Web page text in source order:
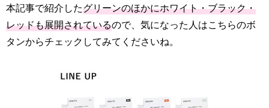
本記事で紹介したグリーンのほかにホワイト・ブラック・
レッドも展開されているので、気になった人はこちらのボ
タンからチェックしてみてくださいね。